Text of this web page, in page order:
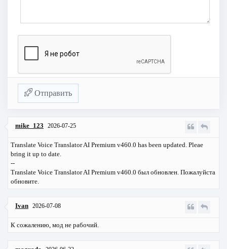
Отправить
mike_123 2026-07-25
Translate Voice Translator AI Premium v460.0 has been updated. Pleae
bring it up to date.
--
Translate Voice Translator AI Premium v460.0 был обновлен. Пожалуйста
обновите.
Ivan 2026-07-08
К сожалению, мод не рабочий.